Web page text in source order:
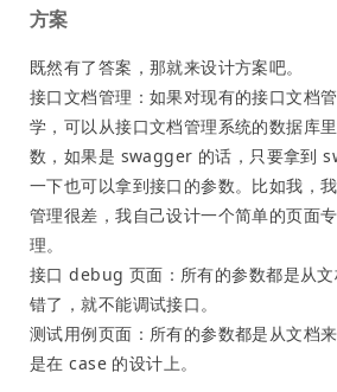
方案
既然有了答案，那就来设计方案吧。
接口文档管理：如果对现有的接口文档
学，可以从接口文档管理系统的数据库
数，如果是 swagger 的话，只要拿到
一下也可以拿到接口的参数。比如我，
管理很差，我自己设计一个简单的页面
理。
接口 debug 页面：所有的参数都是从
错了，就不能调试接口。
测试用例页面：所有的参数都是从文档
是在 case 的设计上。